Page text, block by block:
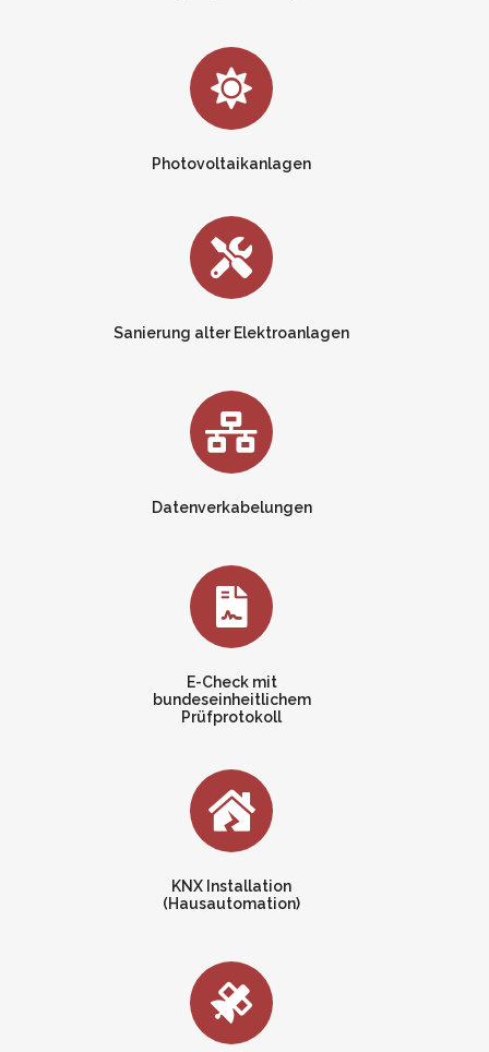
Photovoltaikanlagen
Sanierung alter Elektroanlagen
Datenverkabelungen
E-Check mit
bundeseinheitlichem
Prüfprotokoll
KNX Installation
(Hausautomation)